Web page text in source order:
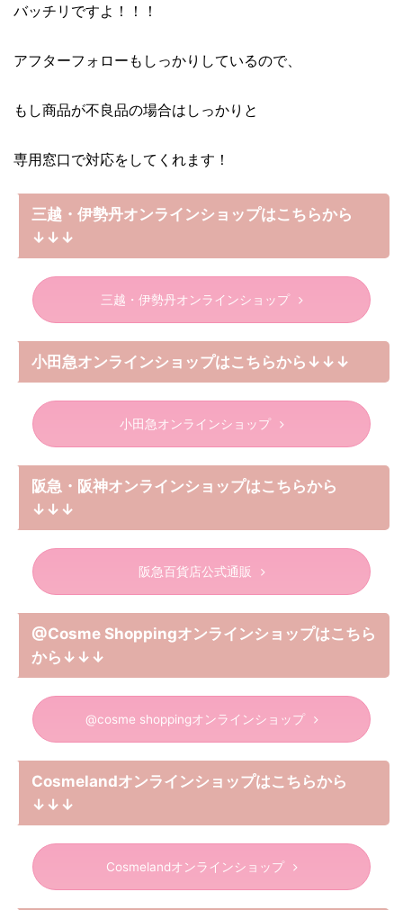
バッチリですよ！！！
アフターフォローもしっかりしているので、
もし商品が不良品の場合はしっかりと
専用窓口で対応をしてくれます！
三越・伊勢丹オンラインショップはこちらから
↓↓↓
三越・伊勢丹オンラインショップ
小田急オンラインショップはこちらから↓↓↓
小田急オンラインショップ
阪急・阪神オンラインショップはこちらから
↓↓↓
阪急百貨店公式通販
@Cosme Shoppingオンラインショップはこちら
から↓↓↓
@cosme shoppingオンラインショップ
Cosmelandオンラインショップはこちらから
↓↓↓
Cosmelandオンラインショップ